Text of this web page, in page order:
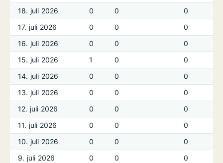
18. juli 2026
0 0
0
17. juli 2026
0 0
0
16. juli 2026
0 0
0
15. juli 2026
1 0
0
14. juli 2026
0 0
0
13. juli 2026
0 0
0
12. juli 2026
0 0
0
11. juli 2026
0 0
0
10. juli 2026
0 0
0
9. juli 2026
0 0
0